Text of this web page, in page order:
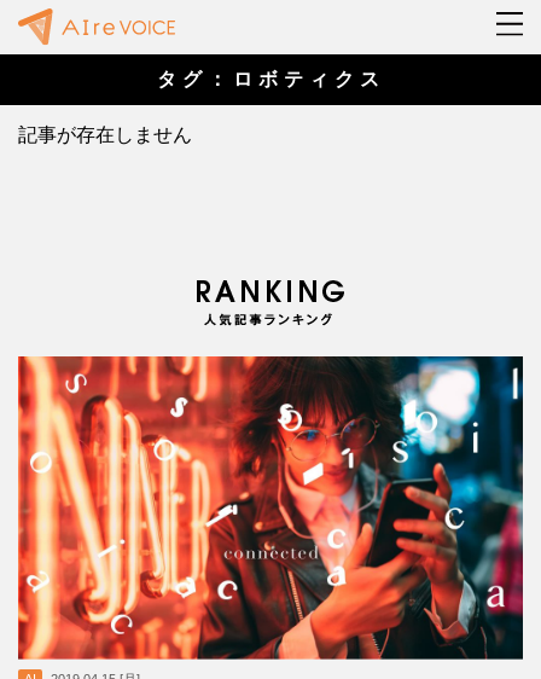
タグ：ロボティクス
記事が存在しません